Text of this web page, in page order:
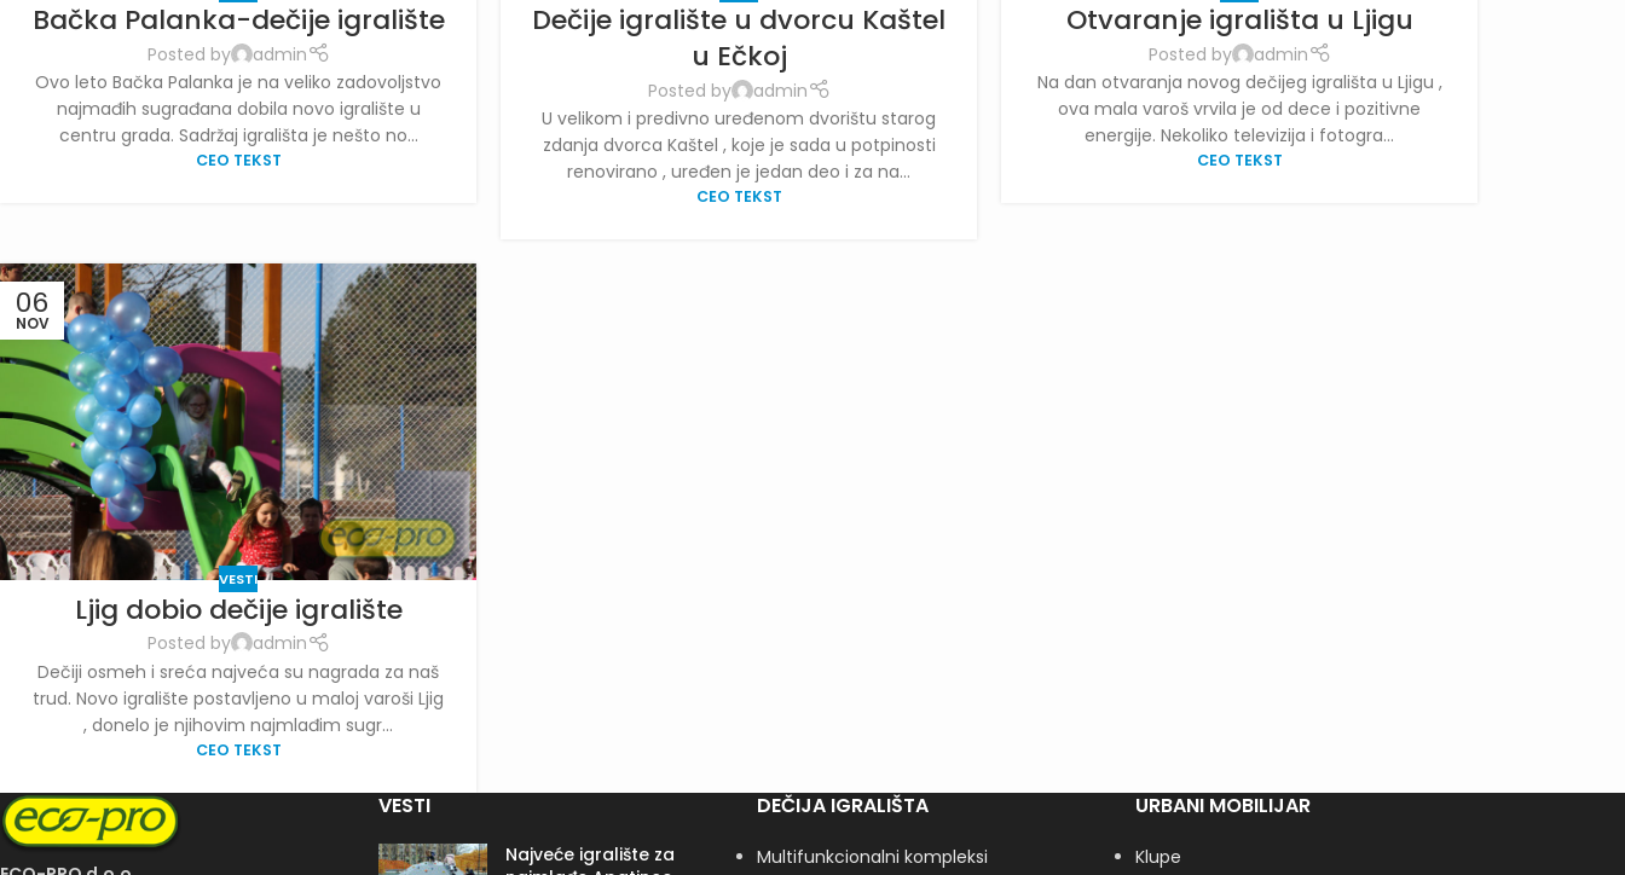
Bačka Palanka-dečije igralište
Posted by
admin
Ovo leto Bačka Palanka je na veliko zadovoljstvo
najmađih sugrađana dobila novo igralište u
centru grada. Sadržaj igrališta je nešto no...
CEO TEKST
Dečije igralište u dvorcu Kaštel
u Ečkoj
Posted by
admin
U velikom i predivno uređenom dvorištu starog
zdanja dvorca Kaštel , koje je sada u potpinosti
renovirano , uređen je jedan deo i za na...
CEO TEKST
Otvaranje igrališta u Ljigu
Posted by
admin
Na dan otvaranja novog dečijeg igrališta u Ljigu ,
ova mala varoš vrvila je od dece i pozitivne
energije. Nekoliko televizija i fotogra...
CEO TEKST
06
NOV
VESTI
Ljig dobio dečije igralište
Posted by
admin
Dečiji osmeh i sreća najveća su nagrada za naš
trud. Novo igralište postavljeno u maloj varoši Ljig
, donelo je njihovim najmlađim sugr...
CEO TEKST
VESTI
Najveće igralište za
DEČIJA IGRALIŠTA
Multifunkcionalni kompleksi
URBANI MOBILIJAR
Klupe